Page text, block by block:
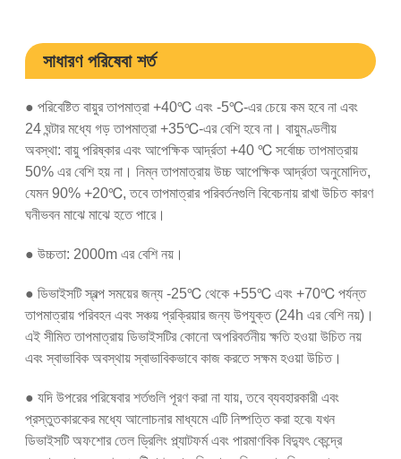
সাধারণ পরিষেবা শর্ত
● পরিবেষ্টিত বায়ুর তাপমাত্রা +40℃ এবং -5℃-এর চেয়ে কম হবে না এবং
24 ঘন্টার মধ্যে গড় তাপমাত্রা +35℃-এর বেশি হবে না। বায়ুমণ্ডলীয়
অবস্থা: বায়ু পরিষ্কার এবং আপেক্ষিক আর্দ্রতা +40 ℃ সর্বোচ্চ তাপমাত্রায়
50% এর বেশি হয় না। নিম্ন তাপমাত্রায় উচ্চ আপেক্ষিক আর্দ্রতা অনুমোদিত,
যেমন 90% +20℃, তবে তাপমাত্রার পরিবর্তনগুলি বিবেচনায় রাখা উচিত কারণ
ঘনীভবন মাঝে মাঝে হতে পারে।
● উচ্চতা: 2000m এর বেশি নয়।
● ডিভাইসটি স্বল্প সময়ের জন্য -25℃ থেকে +55℃ এবং +70℃ পর্যন্ত
তাপমাত্রায় পরিবহন এবং সঞ্চয় প্রক্রিয়ার জন্য উপযুক্ত (24h এর বেশি নয়)।
এই সীমিত তাপমাত্রায় ডিভাইসটির কোনো অপরিবর্তনীয় ক্ষতি হওয়া উচিত নয়
এবং স্বাভাবিক অবস্থায় স্বাভাবিকভাবে কাজ করতে সক্ষম হওয়া উচিত।
● যদি উপরের পরিষেবার শর্তগুলি পূরণ করা না যায়, তবে ব্যবহারকারী এবং
প্রস্তুতকারকের মধ্যে আলোচনার মাধ্যমে এটি নিষ্পত্তি করা হবে৷ যখন
ডিভাইসটি অফশোর তেল ড্রিলিং প্ল্যাটফর্ম এবং পারমাণবিক বিদ্যুৎ কেন্দ্রে